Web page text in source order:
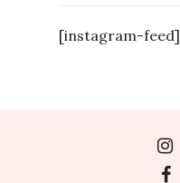
[instagram-feed]